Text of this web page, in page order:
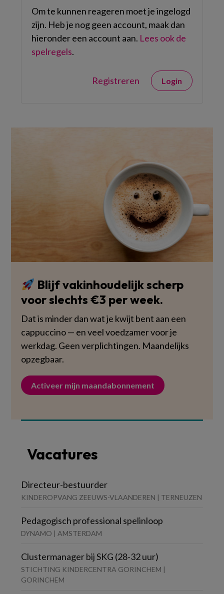
Om te kunnen reageren moet je ingelogd
zijn. Heb je nog geen account, maak dan
hieronder een account aan. Lees ook de
spelregels.
Registreren Login
Blijf vakinhoudelijk scherp
voor slechts €3 per week.
Dat is minder dan wat je kwijt bent aan een
cappuccino — en veel voedzamer voor je
werkdag. Geen verplichtingen. Maandelijks
opzegbaar.
Activeer mijn maandabonnement
Vacatures
Directeur-bestuurder
KINDEROPVANG ZEEUWS-VLAANDEREN | TERNEUZEN
Pedagogisch professional spelinloop
DYNAMO | AMSTERDAM
Clustermanager bij SKG (28-32 uur)
STICHTING KINDERCENTRA GORINCHEM |
GORINCHEM